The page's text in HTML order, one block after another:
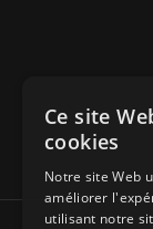
Ce site
cookies
Notre site Web
améliorer
utilisant notre